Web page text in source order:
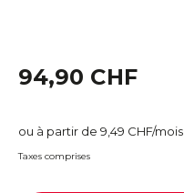
94,90 CHF
ou à partir de 9,49 CHF/mois
Taxes comprises